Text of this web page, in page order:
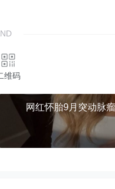
维码
网红怀胎9月突动脉